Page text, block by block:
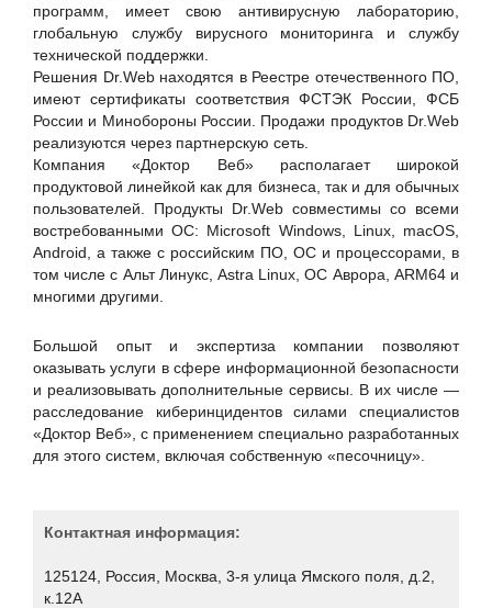
Инженер и промышленник сегодня, журнал
Интернет портал ISO27000.RU
Инфогаз
ИнфоТеКС
КИБЕР МЕДИА
Колледж информатики и программирования ФГОБУ ВО
«Финансовый университет при Правительстве Российской
Федерации»
Компания ЗИКС
Компания ТрансТелеКом
Национальный банковский Журнал NBJ
НОРСИ-ТРАНС
ООО СИБ
Портал ГАРАНТ.РУ
РЕД СОФТ
программ, имеет свою антивирусную лабораторию,
глобальную службу вирусного мониторинга и службу
технической поддержки.
Решения Dr.Web находятся в Реестре отечественного ПО,
имеют сертификаты соответствия ФСТЭК России, ФСБ
России и Минобороны России. Продажи продуктов Dr.Web
реализуются через партнерскую сеть.
Компания «Доктор Веб» располагает широкой
продуктовой линейкой как для бизнеса, так и для обычных
пользователей. Продукты Dr.Web совместимы со всеми
востребованными ОС: Microsoft Windows, Linux, macOS,
Android, а также с российским ПО, ОС и процессорами, в
том числе с Альт Линукс, Astra Linux, ОС Аврора, ARM64 и
многими другими.
Большой опыт и экспертиза компании позволяют
оказывать услуги в сфере информационной безопасности
и реализовывать дополнительные сервисы. В их числе —
расследование киберинцидентов силами специалистов
«Доктор Веб», с применением специально разработанных
для этого систем, включая собственную «песочницу».
Контактная информация:
125124, Россия, Москва, 3-я улица Ямского поля, д.2,
к.12А